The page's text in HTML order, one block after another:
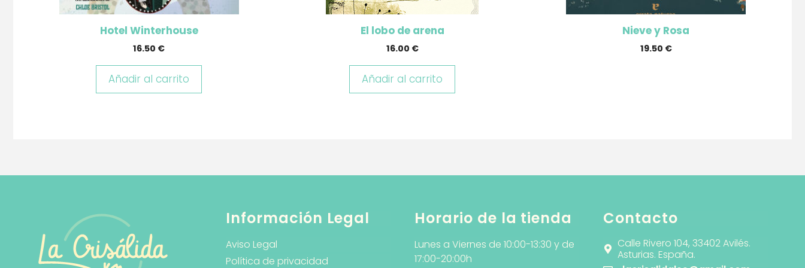
Hotel Winterhouse
16.50 €
Añadir al carrito
El lobo de arena
16.00 €
Añadir al carrito
Nieve y Rosa
19.50 €
Información Legal
Aviso Legal
Política de privacidad
Horario de la tienda
Lunes a Viernes de 10:00-13:30 y de
17:00-20:00h
Contacto
Calle Rivero 104, 33402 Avilés.
Asturias. España.